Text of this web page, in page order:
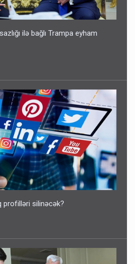
ilə bağlı Trampa eyham
profilləri silinəcək?